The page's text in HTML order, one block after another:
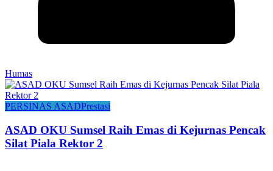
Humas
PERSINAS ASADPrestasi
ASAD OKU Sumsel Raih Emas di Kejurnas Pencak
Silat Piala Rektor 2